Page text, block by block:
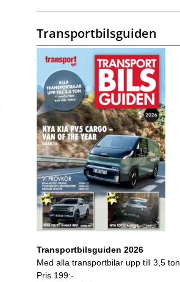
Transportbilsguiden
Transportbilsguiden 2026
Med alla transportbilar upp till 3,5 ton
Pris 199:-